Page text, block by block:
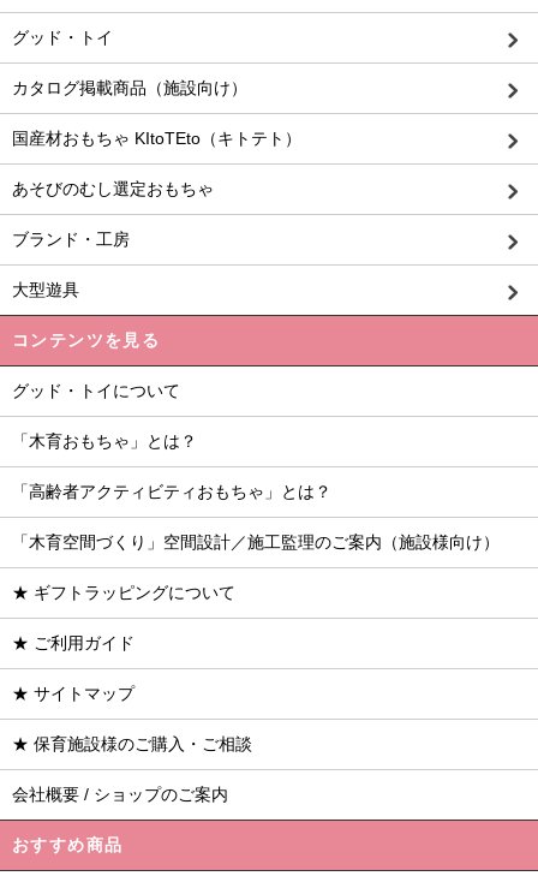
グッド・トイ
カタログ掲載商品（施設向け）
国産材おもちゃ KItoTEto（キトテト）
あそびのむし選定おもちゃ
ブランド・工房
大型遊具
コンテンツを見る
グッド・トイについて
「木育おもちゃ」とは？
「高齢者アクティビティおもちゃ」とは？
「木育空間づくり」空間設計／施工監理のご案内（施設様向け）
★ ギフトラッピングについて
★ ご利用ガイド
★ サイトマップ
★ 保育施設様のご購入・ご相談
会社概要 / ショップのご案内
おすすめ商品